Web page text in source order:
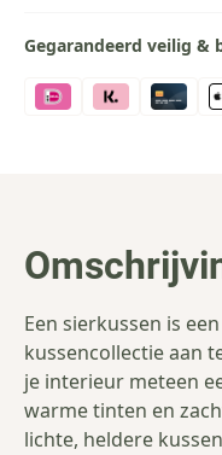
Gegarandeerd veilig &
Een sierkussen is
kussencollectie aan
je interieur meteen
warme tinten en
lichte, heldere